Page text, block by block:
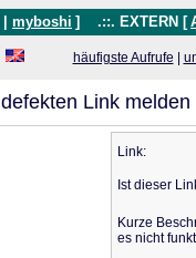
myboshi ] .::. EXTERN [
häufigste Aufrufe
defekten Link melden
Link:
Ist dieser
Kurze
es nicht